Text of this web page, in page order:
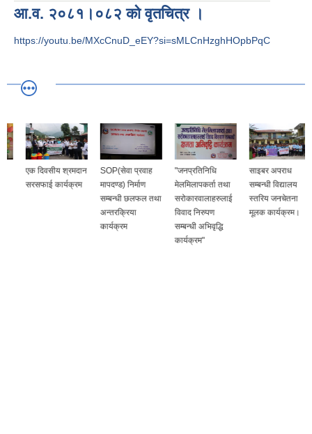
आ.व. २०८१।०८२ को वृतचित्र ।
https://youtu.be/MXcCnuD_eEY?si=sMLCnHzghHOpbPqC
एक दिवसीय श्रमदान
सरसफाई कार्यक्रम
SOP(सेवा प्रवाह
मापदण्ड) निर्माण
सम्बन्धी छलफल तथा
अन्तरक्रिया
कार्यक्रम
"जनप्रतिनिधि
मेलमिलापकर्ता तथा
सरोकारवालाहरुलाई
विवाद निरुपण
सम्बन्धी अभिवृद्धि
कार्यक्रम"
साइबर अपराध
सम्बन्धी विद्यालय
स्तरिय जनचेतना
मूलक कार्यक्रम।